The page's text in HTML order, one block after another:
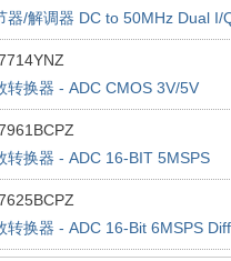
器/解调器 DC to 50MHz Dual I/
转换器 - ADC CMOS 3V/5V
24B Signal Condition
转换器 - ADC 16-BIT 5MSPS
ADC
转换器 - ADC 16-Bit 6MSPS Diff